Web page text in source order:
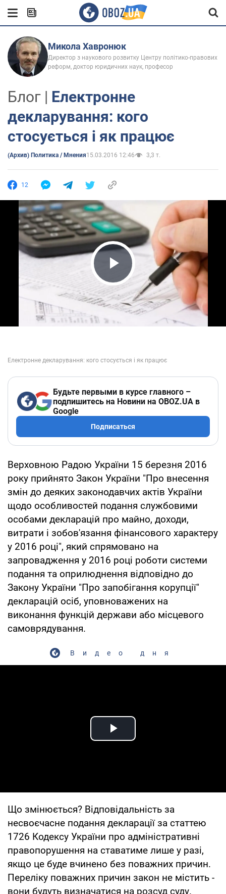
Микола Хавронюк
Директор з наукового розвитку Центру політико-правових
реформ, доктор юридичних наук, професор
Блог | Електронне
декларування: кого
стосується і як працює
(Архив) Политика / Мнения15.03.2016 12:46 3,3 т.
12
Play Video
Будьте первыми в курсе главного –
подпишитесь на Новини на OBOZ.UA в
Google
Подписаться
Верховною Радою України 15 березня 2016
року прийнято Закон України "Про внесення
змін до деяких законодавчих актів України
щодо особливостей подання службовими
особами декларацій про майно, доходи,
витрати і зобов'язання фінансового характеру
у 2016 році", який спрямовано на
запровадження у 2016 році роботи системи
подання та оприлюднення відповідно до
Закону України "Про запобігання корупції"
декларацій осіб, уповноважених на
виконання функцій держави або місцевого
самоврядування.
Видео дня
Play Video
Що змінюється? Відповідальність за
несвоєчасне подання декларації за статтею
1726 Кодексу України про адміністративні
правопорушення на ставатиме лише у разі,
якщо це буде вчинено без поважних причин.
Переліку поважних причин закон не містить -
вони будуть визначатися на розсуд суду.